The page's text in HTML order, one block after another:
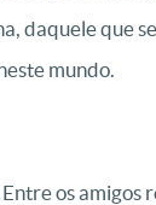
daquele que
mundo.
os amigos